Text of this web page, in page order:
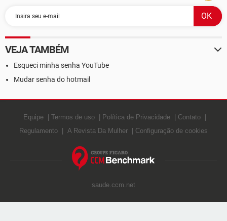
VEJA TAMBÉM
Esqueci minha senha YouTube
Mudar senha do hotmail
Equipe Termos de uso Política de Privacidade
Contato
Regulamento
A Revista Da Mulher Configuração de cookies
saude.ccm.net